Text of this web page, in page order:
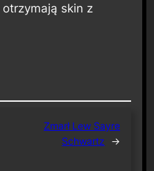
skin z
Zmarł Lew Sayre
Schwartz
→